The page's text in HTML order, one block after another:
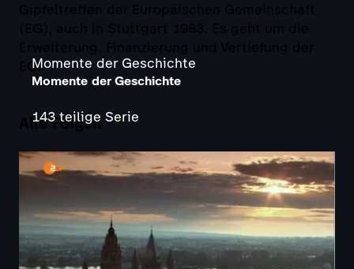
Gipfeltreffen der Europäischen Gemeinschaft
(EG), auch in Stuttgart 1983. Es geht um die
Erweiterung, Finanzierung und Vertiefung der
EG.
Alle Folgen
Momente der Geschichte
Momente der Geschichte
143 teilige Serie